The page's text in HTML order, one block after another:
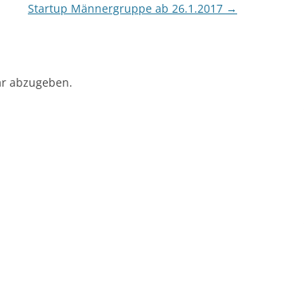
Startup Männergruppe ab 26.1.2017 →
abzugeben.